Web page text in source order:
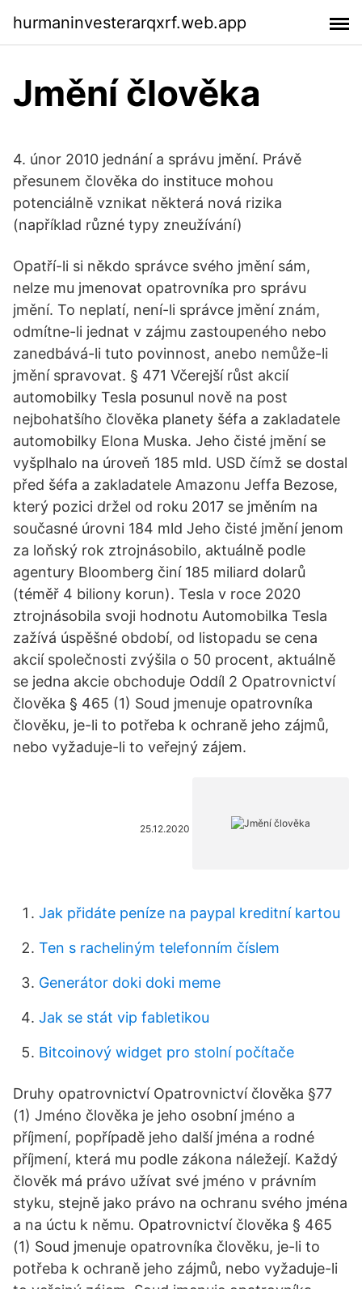
hurmaninvesterarqxrf.web.app
Jmění člověka
4. únor 2010 jednání a správu jmění. Právě
přesunem člověka do instituce mohou
potenciálně vznikat některá nová rizika
(například různé typy zneužívání)
Opatří-li si někdo správce svého jmění sám,
nelze mu jmenovat opatrovníka pro správu
jmění. To neplatí, není-li správce jmění znám,
odmítne-li jednat v zájmu zastoupeného nebo
zanedbává-li tuto povinnost, anebo nemůže-li
jmění spravovat. § 471 Včerejší růst akcií
automobilky Tesla posunul nově na post
nejbohatšího člověka planety šéfa a zakladatele
automobilky Elona Muska. Jeho čisté jmění se
vyšplhalo na úroveň 185 mld. USD čímž se dostal
před šéfa a zakladatele Amazonu Jeffa Bezose,
který pozici držel od roku 2017 se jměním na
současné úrovni 184 mld Jeho čisté jmění jenom
za loňský rok ztrojnásobilo, aktuálně podle
agentury Bloomberg činí 185 miliard dolarů
(téměř 4 biliony korun). Tesla v roce 2020
ztrojnásobila svoji hodnotu Automobilka Tesla
zažívá úspěšné období, od listopadu se cena
akcií společnosti zvýšila o 50 procent, aktuálně
se jedna akcie obchoduje Oddíl 2 Opatrovnictví
člověka § 465 (1) Soud jmenuje opatrovníka
člověku, je-li to potřeba k ochraně jeho zájmů,
nebo vyžaduje-li to veřejný zájem.
25.12.2020
Jak přidáte peníze na paypal kreditní kartou
Ten s racheliným telefonním číslem
Generátor doki doki meme
Jak se stát vip fabletikou
Bitcoinový widget pro stolní počítače
Druhy opatrovnictví Opatrovnictví člověka §77
(1) Jméno člověka je jeho osobní jméno a
příjmení, popřípadě jeho další jména a rodné
příjmení, která mu podle zákona náležejí. Každý
člověk má právo užívat své jméno v právním
styku, stejně jako právo na ochranu svého jména
a na úctu k němu. Opatrovnictví člověka § 465
(1) Soud jmenuje opatrovníka člověku, je-li to
potřeba k ochraně jeho zájmů, nebo vyžaduje-li